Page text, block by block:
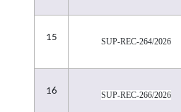
15 SUP-REC-264/2026
16 SUP-REC-266/2026